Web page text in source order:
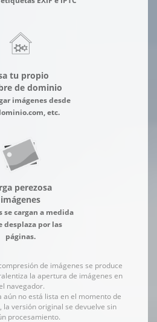
tu propio
de dominio
imágenes desde
etc.
perezosa
imágenes
se cargan a medida
desplaza por las
páginas.
de imágenes se produce
la apertura de imágenes en
navegador.
aún no está lista en el momento de
la versión original se devuelve sin
procesamiento.